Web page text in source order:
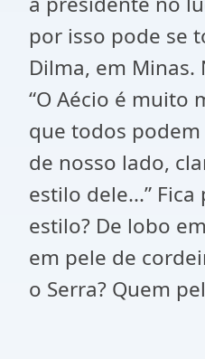
por isso pode se
Dilma, em
“O Aécio é muito
que todos
de nosso lado,
estilo dele...”
estilo? De lobo
em pele de
o Serra? Quem